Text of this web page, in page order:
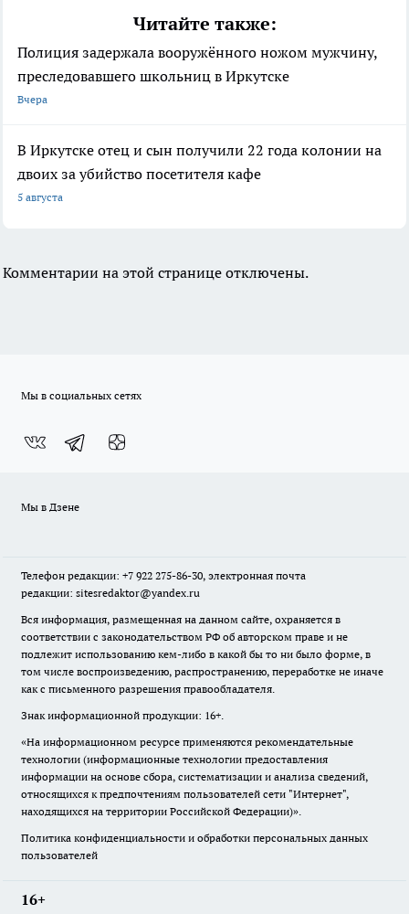
Читайте также:
Полиция задержала вооружённого ножом мужчину,
преследовавшего школьниц в Иркутске
Вчера
В Иркутске отец и сын получили 22 года колонии на
двоих за убийство посетителя кафе
5 августа
Комментарии на этой странице отключены.
Мы в социальных сетях
Мы в Дзене
Телефон редакции: +7 922 275-86-30, электронная почта
редакции: sitesredaktor@yandex.ru
Вся информация, размещенная на данном сайте, охраняется в
соответствии с законодательством РФ об авторском праве и не
подлежит использованию кем-либо в какой бы то ни было форме, в
том числе воспроизведению, распространению, переработке не иначе
как с письменного разрешения правообладателя.
Знак информационной продукции: 16+.
«На информационном ресурсе применяются рекомендательные
технологии (информационные технологии предоставления
информации на основе сбора, систематизации и анализа сведений,
относящихся к предпочтениям пользователей сети "Интернет",
находящихся на территории Российской Федерации)».
Политика конфиденциальности и обработки персональных данных
пользователей
16+